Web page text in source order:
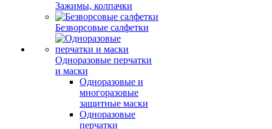
Зажимы, колпачки
Безворсовые салфетки
Одноразовые перчатки
и маски
Одноразовые и
многоразовые
защитные маски
Одноразовые
перчатки